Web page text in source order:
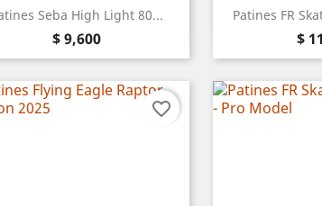
Seba High Light 80...
Precio
$ 9,600
Vista rápida Patines FR
$

favorite_border